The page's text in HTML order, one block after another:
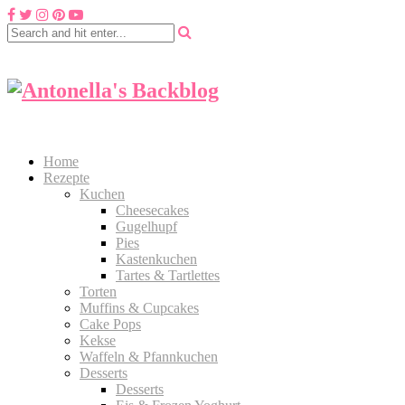
Home
Rezepte
Kuchen
Cheesecakes
Gugelhupf
Pies
Kastenkuchen
Tartes & Tartlettes
Torten
Muffins & Cupcakes
Cake Pops
Kekse
Waffeln & Pfannkuchen
Desserts
Desserts